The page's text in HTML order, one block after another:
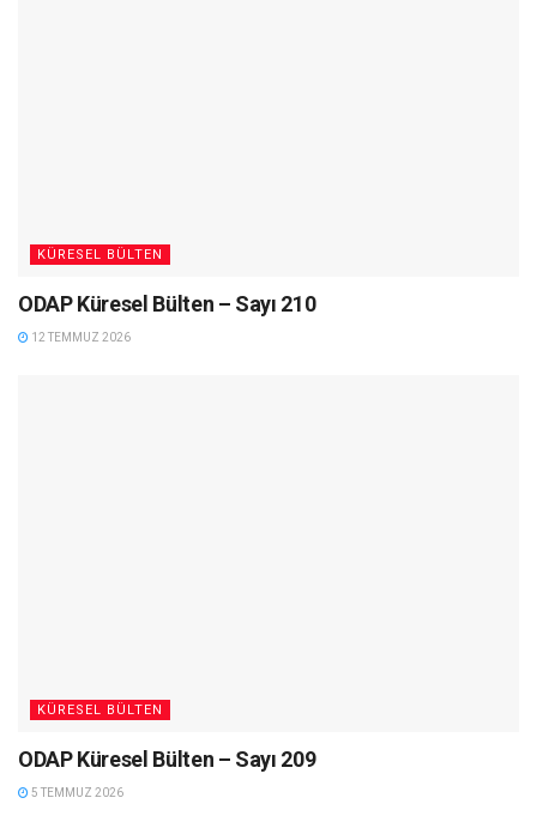
KÜRESEL BÜLTEN
ODAP Küresel Bülten – Sayı 210
12 TEMMUZ 2026
KÜRESEL BÜLTEN
ODAP Küresel Bülten – Sayı 209
5 TEMMUZ 2026